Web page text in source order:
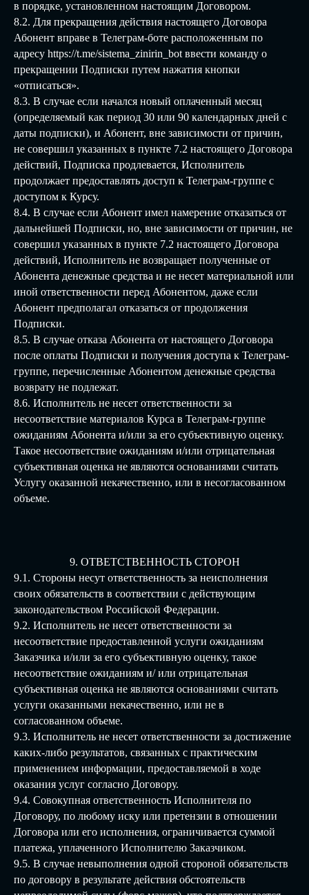
в порядке, установленном настоящим Договором.
8.2. Для прекращения действия настоящего Договора
Абонент вправе в Телеграм-боте расположенным по
адресу https://t.me/sistema_zinirin_bot ввести команду о
прекращении Подписки путем нажатия кнопки
«отписаться».
8.3. В случае если начался новый оплаченный месяц
(определяемый как период 30 или 90 календарных дней с
даты подписки), и Абонент, вне зависимости от причин,
не совершил указанных в пункте 7.2 настоящего Договора
действий, Подписка продлевается, Исполнитель
продолжает предоставлять доступ к Телеграм-группе с
доступом к Курсу.
8.4. В случае если Абонент имел намерение отказаться от
дальнейшей Подписки, но, вне зависимости от причин, не
совершил указанных в пункте 7.2 настоящего Договора
действий, Исполнитель не возвращает полученные от
Абонента денежные средства и не несет материальной или
иной ответственности перед Абонентом, даже если
Абонент предполагал отказаться от продолжения
Подписки.
8.5. В случае отказа Абонента от настоящего Договора
после оплаты Подписки и получения доступа к Телеграм-
группе, перечисленные Абонентом денежные средства
возврату не подлежат.
8.6. Исполнитель не несет ответственности за
несоответствие материалов Курса в Телеграм-группе
ожиданиям Абонента и/или за его субъективную оценку.
Такое несоответствие ожиданиям и/или отрицательная
субъективная оценка не являются основаниями считать
Услугу оказанной некачественно, или в несогласованном
объеме.
9. ОТВЕТСТВЕННОСТЬ СТОРОН
9.1. Стороны несут ответственность за неисполнения
своих обязательств в соответствии с действующим
законодательством Российской Федерации.
9.2. Исполнитель не несет ответственности за
несоответствие предоставленной услуги ожиданиям
Заказчика и/или за его субъективную оценку, такое
несоответствие ожиданиям и/ или отрицательная
субъективная оценка не являются основаниями считать
услуги оказанными некачественно, или не в
согласованном объеме.
9.3. Исполнитель не несет ответственности за достижение
каких-либо результатов, связанных с практическим
применением информации, предоставляемой в ходе
оказания услуг согласно Договору.
9.4. Совокупная ответственность Исполнителя по
Договору, по любому иску или претензии в отношении
Договора или его исполнения, ограничивается суммой
платежа, уплаченного Исполнителю Заказчиком.
9.5. В случае невыполнения одной стороной обязательств
по договору в результате действия обстоятельств